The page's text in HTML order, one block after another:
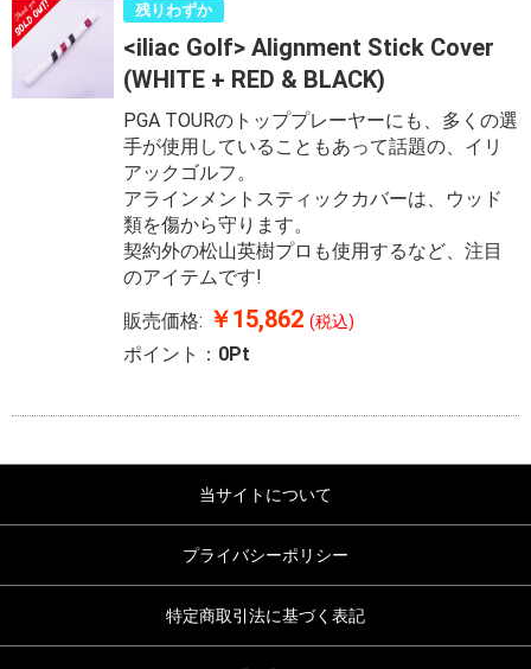
残りわずか
<iliac Golf> Alignment Stick Cover
(WHITE + RED & BLACK)
PGA TOURのトッププレーヤーにも、多くの選
手が使用していることもあって話題の、イリ
アックゴルフ。
アラインメントスティックカバーは、ウッド
類を傷から守ります。
契約外の松山英樹プロも使用するなど、注目
のアイテムです!
販売価格: ￥15,862(税込)
ポイント： 0Pt
当サイトについて
プライバシーポリシー
特定商取引法に基づく表記